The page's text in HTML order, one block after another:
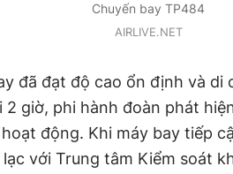
Chuyến bay TP484
AIRLIVE.NET
đã đạt độ cao ổn định và di
2 giờ, phi hành đoàn phát
động. Khi máy bay tiếp
với Trung tâm Kiểm soát